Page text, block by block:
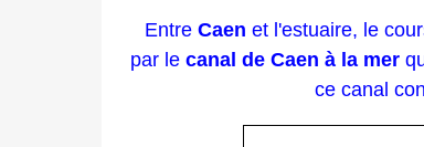
Entre Caen et l'estuaire, le
par le canal de Caen à la mer
ce canal